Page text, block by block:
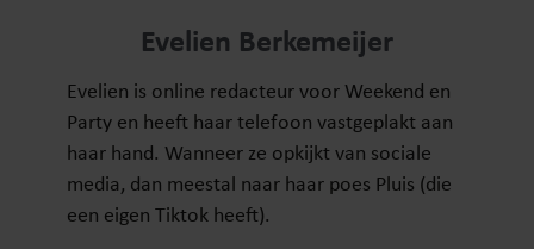
Evelien Berkemeijer
Evelien is online redacteur voor Weekend en
Party en heeft haar telefoon vastgeplakt aan
haar hand. Wanneer ze opkijkt van sociale
media, dan meestal naar haar poes Pluis (die
een eigen Tiktok heeft).